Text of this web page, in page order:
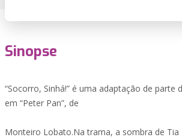
Sinopse
“Socorro, Sinhá!” é uma adaptação de parte
em “Peter Pan”, de
Monteiro Lobato.Na trama, a sombra de Tia